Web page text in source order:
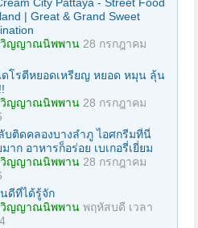
| Great & Grand Sweet
วิญญาณนิพพาน 28 กรกฎาคม
ดโรตีหยอดเหรียญ หยอด หมุน ลุ้น
วิญญาณนิพพาน 28 กรกฎาคม
บติดคลองบางลำภู ไอศกรีมที่นี่
มาก อาหารก็อร่อย เบเกอรี่เยี่ยม
วิญญาณนิพพาน 28 กรกฎาคม
ดีที่ได้รู้จัก
วิญญาณนิพพาน พฤหัสบดี เวลา